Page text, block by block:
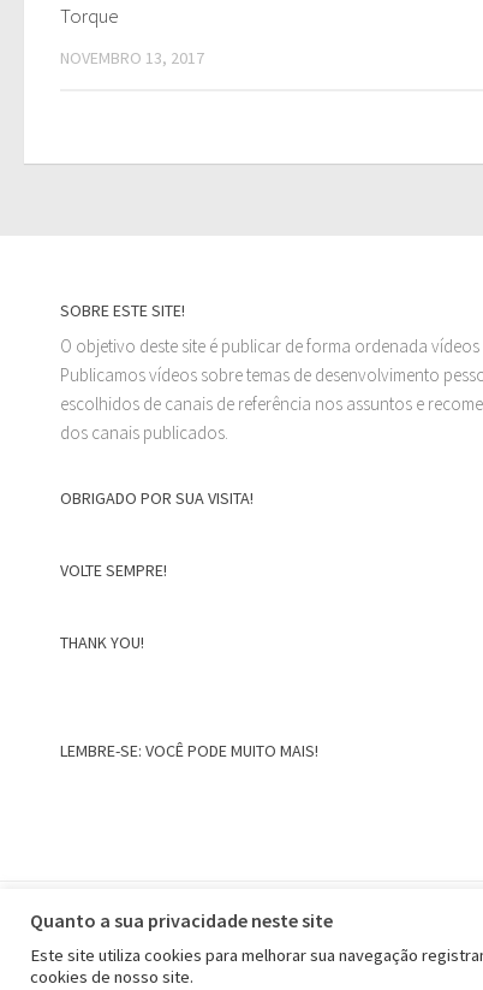
Torque
NOVEMBRO 13, 2017
SOBRE ESTE SITE!
O objetivo deste site é publicar de forma ordenada
Publicamos vídeos sobre temas de desenvolvimento
escolhidos de canais de referência nos assuntos e
dos canais publicados.
OBRIGADO POR SUA VISITA!
VOLTE SEMPRE!
THANK YOU!
LEMBRE-SE: VOCÊ PODE MUITO MAIS!
Quanto a sua privacidade neste site
Este site utiliza cookies para melhorar sua navegação
cookies de nosso site.